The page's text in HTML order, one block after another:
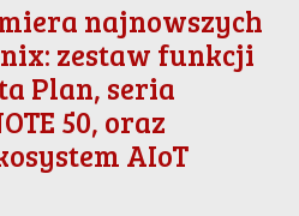
najnowszych
zestaw funkcji
Plan, seria
50, oraz
AIoT